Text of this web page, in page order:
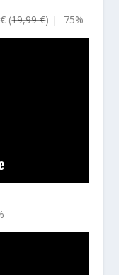
(19,99 €) | -75%